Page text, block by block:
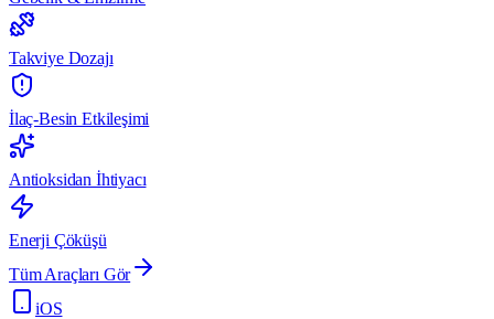
Takviye Dozajı
İlaç-Besin Etkileşimi
Antioksidan İhtiyacı
Enerji Çöküşü
Tüm Araçları Gör
iOS